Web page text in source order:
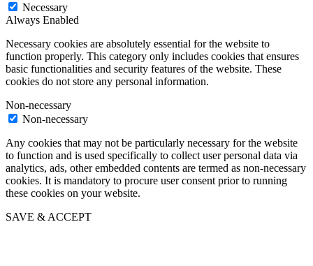
Necessary
Always Enabled
Necessary cookies are absolutely essential for the website to
function properly. This category only includes cookies that ensures
basic functionalities and security features of the website. These
cookies do not store any personal information.
Non-necessary
Non-necessary
Any cookies that may not be particularly necessary for the website
to function and is used specifically to collect user personal data via
analytics, ads, other embedded contents are termed as non-necessary
cookies. It is mandatory to procure user consent prior to running
these cookies on your website.
SAVE & ACCEPT